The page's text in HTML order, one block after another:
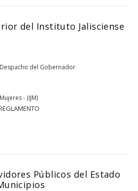
del Instituto Jalisciense
Despacho del Gobernador
- (IJM)
Públicos del Estado